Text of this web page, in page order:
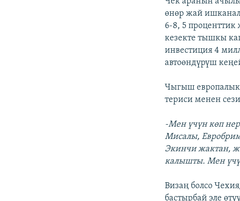
өнөр жай
6-8, 5
кезекте тышкы
инвестиция 4
автоөндүрүш
Чыгыш европалык
териси менен
-Мен үчүн көп
Мисалы,
Экинчи жактан,
калышты. Мен
Визаң болсо
бастырбай эле